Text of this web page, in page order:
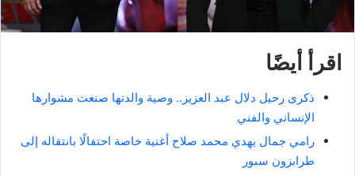
اقرأ أيضًا
ذكرى رحيل دلال عبد العزيز.. وصية والدتها صنعت مشوارها
الإنساني والفني
رامي جمال يهدي محمد صلاح أغنية خاصة احتفالًا بانتقاله إلى
طرابزون سبور